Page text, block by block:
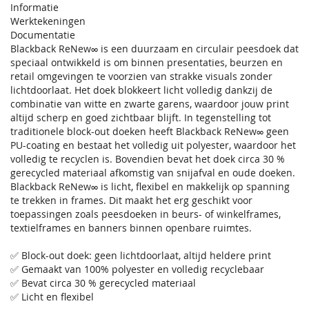
Informatie
Werktekeningen
Documentatie
Blackback ReNew∞ is een duurzaam en circulair peesdoek dat
speciaal ontwikkeld is om binnen presentaties, beurzen en
retail omgevingen te voorzien van strakke visuals zonder
lichtdoorlaat. Het doek blokkeert licht volledig dankzij de
combinatie van witte en zwarte garens, waardoor jouw print
altijd scherp en goed zichtbaar blijft. In tegenstelling tot
traditionele block-out doeken heeft Blackback ReNew∞ geen
PU-coating en bestaat het volledig uit polyester, waardoor het
volledig te recyclen is. Bovendien bevat het doek circa 30 %
gerecycled materiaal afkomstig van snijafval en oude doeken.
Blackback ReNew∞ is licht, flexibel en makkelijk op spanning
te trekken in frames. Dit maakt het erg geschikt voor
toepassingen zoals peesdoeken in beurs- of winkelframes,
textielframes en banners binnen openbare ruimtes.
✅ Block-out doek: geen lichtdoorlaat, altijd heldere print
✅ Gemaakt van 100% polyester en volledig recyclebaar
✅ Bevat circa 30 % gerecycled materiaal
✅ Licht en flexibel